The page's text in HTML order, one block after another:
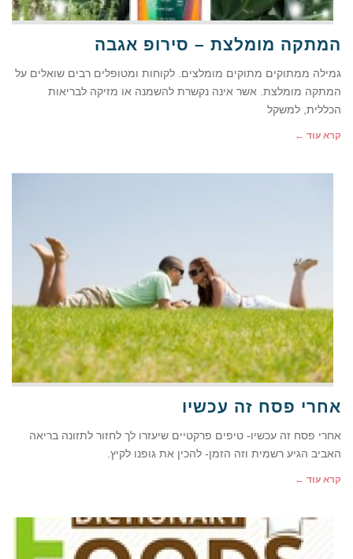
המתקה מומלצת – סירופ אגבה
גמילה ממתוקים מתוקים מומלצים. לקוחות ומטופלים רבים שואלים על
המתקה מומלצת. אשר אינה נקשרת להשמנה או מזיקה לבריאות
הכללית, למשקל
קרא עוד ←
אחרי פסח זה עכשיו
אחרי פסח זה עכשיו- טיפים פרקטיים שיעזרו לך לחזור לתזונה בריאה
האביב הגיע רשמית וזה הזמן- להכין את גופנו לקיץ.
קרא עוד ←